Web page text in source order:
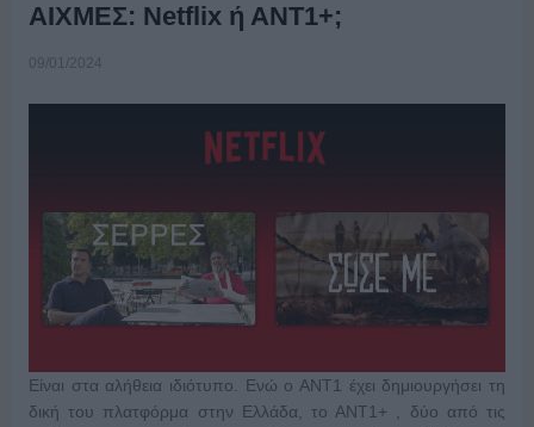
ΑΙΧΜΕΣ: Netflix ή ΑΝΤ1+;
09/01/2024
Είναι στα αλήθεια ιδιότυπο. Ενώ ο ΑΝΤ1 έχει δημιουργήσει τη
δική του πλατφόρμα στην Ελλάδα, το ΑΝΤ1+ , δύο από τις